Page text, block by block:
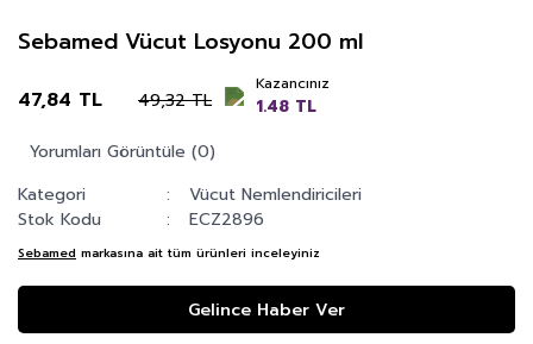
Sebamed Vücut Losyonu 200 ml
47,84 TL 49,32 TL
Kazancınız
1.48 TL
Yorumları Görüntüle (0)
Kategori
Vücut Nemlendiricileri
Stok Kodu
ECZ2896
Sebamed markasına ait tüm ürünleri inceleyiniz
Gelince Haber Ver